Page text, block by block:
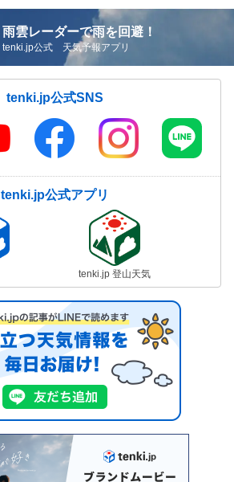
雨雲レーダーで雨を回避！
tenki.jp公式 天気予報アプリ
tenki.jp公式SNS
tenki.jp公式アプリ
tenki.jp 登山天気